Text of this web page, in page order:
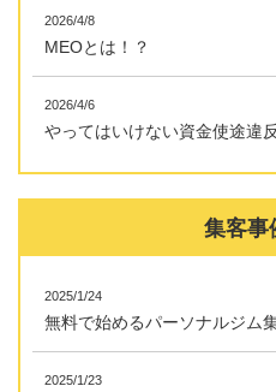
2026/4/8
MEOとは！？
2026/4/6
やってはいけない資金使途違
集客事
2025/1/24
無料で始めるパーソナルジム
2025/1/23